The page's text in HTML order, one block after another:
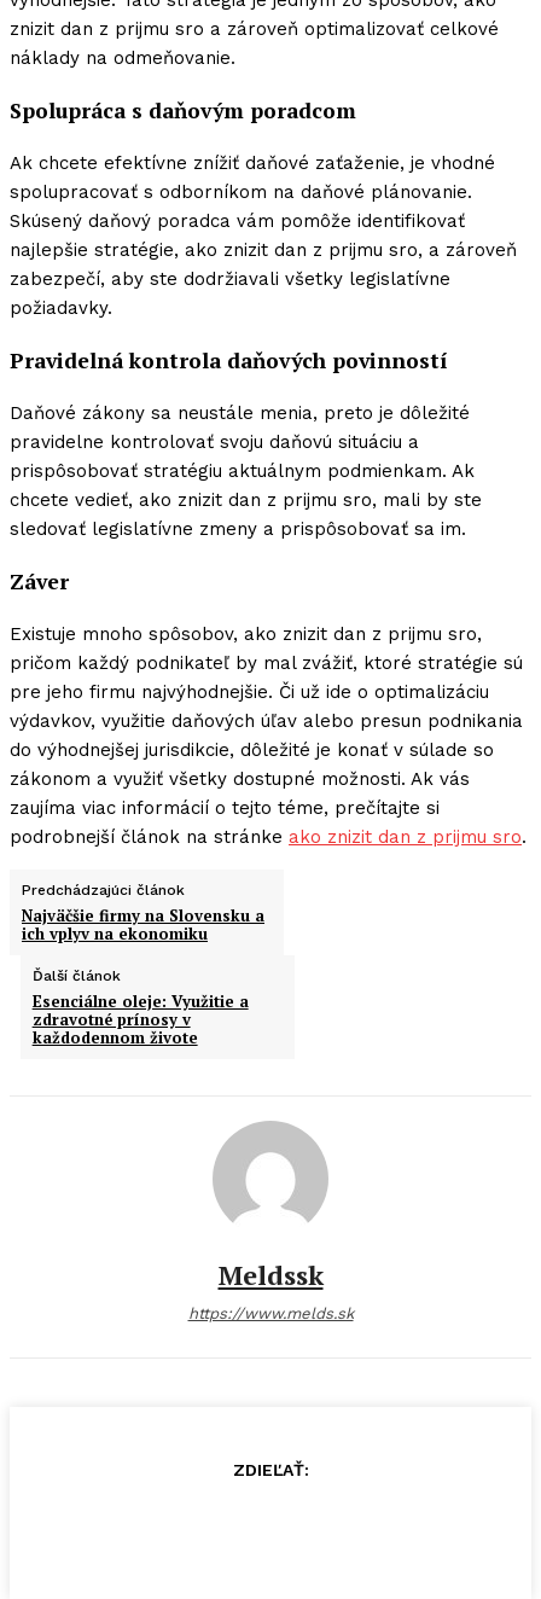
znizit dan z prijmu sro a zároveň optimalizovať celkové
náklady na odmeňovanie.
Spolupráca s daňovým poradcom
Ak chcete efektívne znížiť daňové zaťaženie, je vhodné
spolupracovať s odborníkom na daňové plánovanie.
Skúsený daňový poradca vám pomôže identifikovať
najlepšie stratégie, ako znizit dan z prijmu sro, a zároveň
zabezpečí, aby ste dodržiavali všetky legislatívne
požiadavky.
Pravidelná kontrola daňových povinností
Daňové zákony sa neustále menia, preto je dôležité
pravidelne kontrolovať svoju daňovú situáciu a
prispôsobovať stratégiu aktuálnym podmienkam. Ak
chcete vedieť, ako znizit dan z prijmu sro, mali by ste
sledovať legislatívne zmeny a prispôsobovať sa im.
Záver
Existuje mnoho spôsobov, ako znizit dan z prijmu sro,
pričom každý podnikateľ by mal zvážiť, ktoré stratégie sú
pre jeho firmu najvýhodnejšie. Či už ide o optimalizáciu
výdavkov, využitie daňových úľav alebo presun podnikania
do výhodnejšej jurisdikcie, dôležité je konať v súlade so
zákonom a využiť všetky dostupné možnosti. Ak vás
zaujíma viac informácií o tejto téme, prečítajte si
podrobnejší článok na stránke ako znizit dan z prijmu sro.
Predchádzajúci článok
Najväčšie firmy na Slovensku a
ich vplyv na ekonomiku
Ďalší článok
Esenciálne oleje: Využitie a
zdravotné prínosy v
každodennom živote
Meldssk
https://www.melds.sk
ZDIEĽAŤ: